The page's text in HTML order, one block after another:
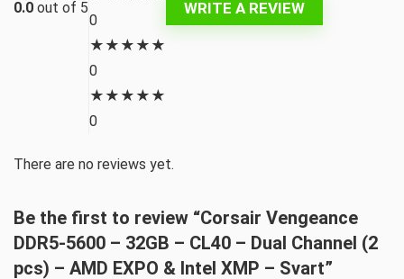
0.0 out of 5
0
★ ★ ★ ★ ★
0
★ ★ ★ ★ ★
0
WRITE A REVIEW
There are no reviews yet.
Be the first to review “Corsair Vengeance
DDR5-5600 – 32GB – CL40 – Dual Channel (2
pcs) – AMD EXPO & Intel XMP – Svart”